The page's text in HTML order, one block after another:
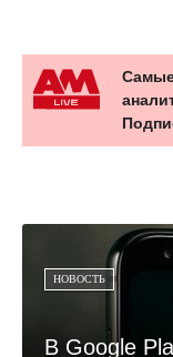
НОВОСТЬ
В Google